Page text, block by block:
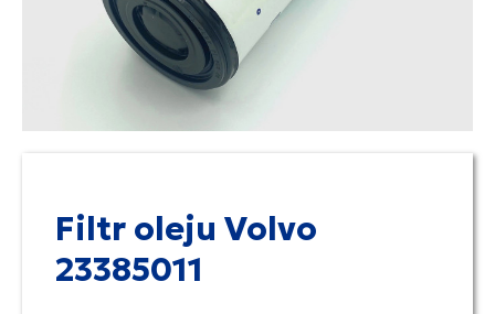
Filtr oleju Volvo
23385011